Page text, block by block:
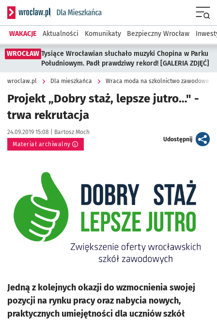
Serwis informacyjny wroclaw.pl podserwis: Dla mieszkańca
WAKACJE Aktualności Komunikaty Bezpieczny Wrocław
WROCŁAW Tysiące Wrocławian słuchało muzyki Chopina w Parku
Południowym. Padł prawdziwy rekord! [GALERIA ZDJĘĆ]
wroclaw.pl Dla mieszkańca Wraca moda na szkolnictwo zawodowe.
Projekt „Dobry staż, lepsze jutro…" -
trwa rekrutacja
Data publikacji:
24.09.2019 15:08 | Autor:
Bartosz Moch
Materiał archiwalny
Udostępnijartykuł
Jedną z kolejnych okazji do wzmocnienia swojej
pozycji na rynku pracy oraz nabycia nowych,
praktycznych umiejętności dla uczniów szkół